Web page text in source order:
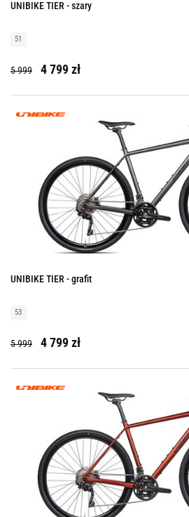
UNIBIKE TIER - szary
51
5 999 4 799 zł
UNIBIKE TIER - grafit
53
5 999 4 799 zł